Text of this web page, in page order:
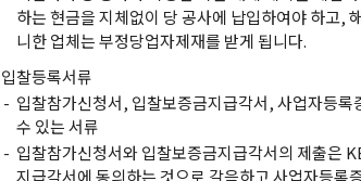
하는 현금을 지체없이 당 공사에 납입하여야 하고,
니한 업체는 부정당업자제재를 받게 됩니다.
입찰등록서류
- 입찰참가신청서, 입찰보증금지급각서, 사업자등
수 있는 서류
- 입찰참가신청서와 입찰보증금지급각서의 제출은
지급각서에 동의하는 것으로 갈음하고 사업자등록